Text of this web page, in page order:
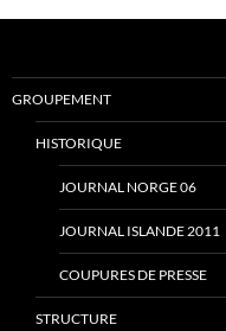
articles
GROUPEMENT
HISTORIQUE
JOURNAL NORGE 06
JOURNAL ISLANDE 2011
COUPURES DE PRESSE
STRUCTURE